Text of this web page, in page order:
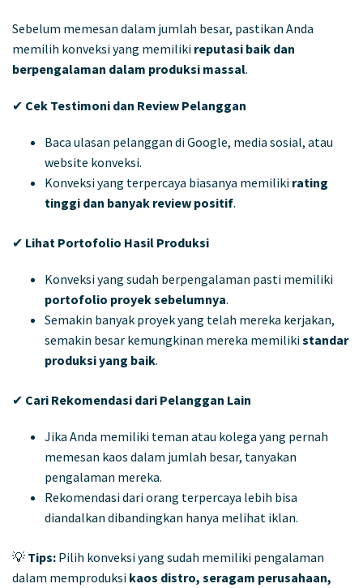
Sebelum memesan dalam jumlah besar, pastikan Anda
memilih konveksi yang memiliki reputasi baik dan
berpengalaman dalam produksi massal.
✔ Cek Testimoni dan Review Pelanggan
Baca ulasan pelanggan di Google, media sosial, atau
website konveksi.
Konveksi yang terpercaya biasanya memiliki rating
tinggi dan banyak review positif.
✔ Lihat Portofolio Hasil Produksi
Konveksi yang sudah berpengalaman pasti memiliki
portofolio proyek sebelumnya.
Semakin banyak proyek yang telah mereka kerjakan,
semakin besar kemungkinan mereka memilikistandar
produksi yang baik.
✔ Cari Rekomendasi dari Pelanggan Lain
Jika Anda memiliki teman atau kolega yang pernah
memesan kaos dalam jumlah besar, tanyakan
pengalaman mereka.
Rekomendasi dari orang terpercaya lebih bisa
diandalkan dibandingkan hanya melihat iklan.
💡 Tips: Pilih konveksi yang sudah memiliki pengalaman
dalam memproduksi kaos distro, seragam perusahaan,